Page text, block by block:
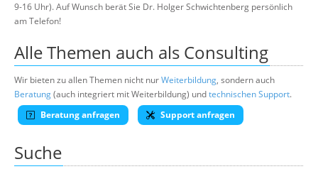
9-16 Uhr). Auf Wunsch berät Sie Dr. Holger Schwichtenberg persönlich
am Telefon!
Alle Themen auch als Consulting
Wir bieten zu allen Themen nicht nurWeiterbildung, sondern auch
Beratung(auch integriert mit Weiterbildung) undtechnischen Support.
Beratung anfragen
Support anfragen
Suche